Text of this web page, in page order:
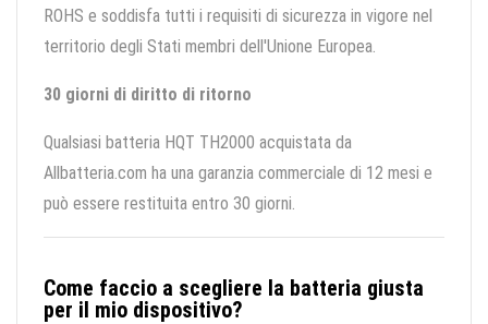
ROHS e soddisfa tutti i requisiti di sicurezza in vigore nel
territorio degli Stati membri dell'Unione Europea.
30 giorni di diritto di ritorno
Qualsiasi batteria HQT TH2000 acquistata da
Allbatteria.com ha una garanzia commerciale di 12 mesi e
può essere restituita entro 30 giorni.
Come faccio a scegliere la batteria giusta
per il mio dispositivo?